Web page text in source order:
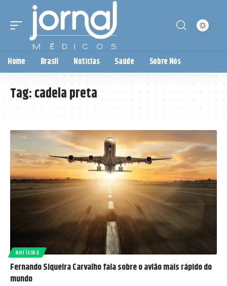
Home Brasil Notícias Saúde Sobre Nós
Tag:cadela preta
NOTÍCIAS
Fernando Siqueira Carvalho fala sobre o avião mais rápido do
mundo